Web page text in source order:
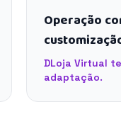
Operação
DLoja Virtual
adaptação.